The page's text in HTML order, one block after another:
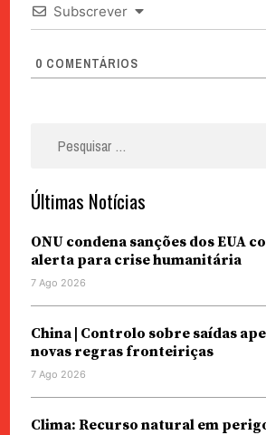
Subscrever
0 COMENTÁRIOS
Últimas Notícias
ONU condena sanções dos EUA
alerta para crise humanitária
7 Ago 2026
China | Controlo sobre saídas
novas regras fronteiriças
7 Ago 2026
Clima: Recurso natural em